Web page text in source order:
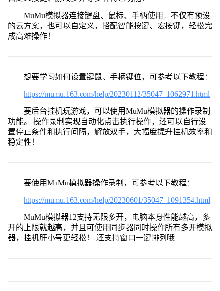
MuMu模拟器连接键盘、鼠标、手柄使用，不仅有预设
的云方案，也可以自定义，搭配智能按键、宏按键，轻松完
成高难操作！
想要学习如何设置键鼠、手柄键位，可参考以下教程：
https://mumu.163.com/help/20230112/35047_1062971.html
要后台挂机玩游戏，可以使用MuMu模拟器的操作录制
功能。 操作录制实现自动化点击执行操作，还可以自行设
置停止条件和执行间隔，解放双手，大幅度提升挂机效率和
稳定性！
要使用MuMu模拟器操作录制，可参考以下教程：
https://mumu.163.com/help/20230601/35047_1091354.html
MuMu模拟器12支持无限多开，电脑本身性能越高，多
开的上限就越高，并且可使用同步器同时操作所有多开模拟
器，挂机肝小号更轻松！ 还支持窗口一键排列哦